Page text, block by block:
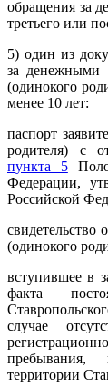
обращения за
третьего или
5) один из
за денежными
(одинокого
менее 10 лет:
паспорт
родителя) с
пункта 5
Федерации,
Российской
свидетельство
(одинокого
вступившее в
факта
случае
территории